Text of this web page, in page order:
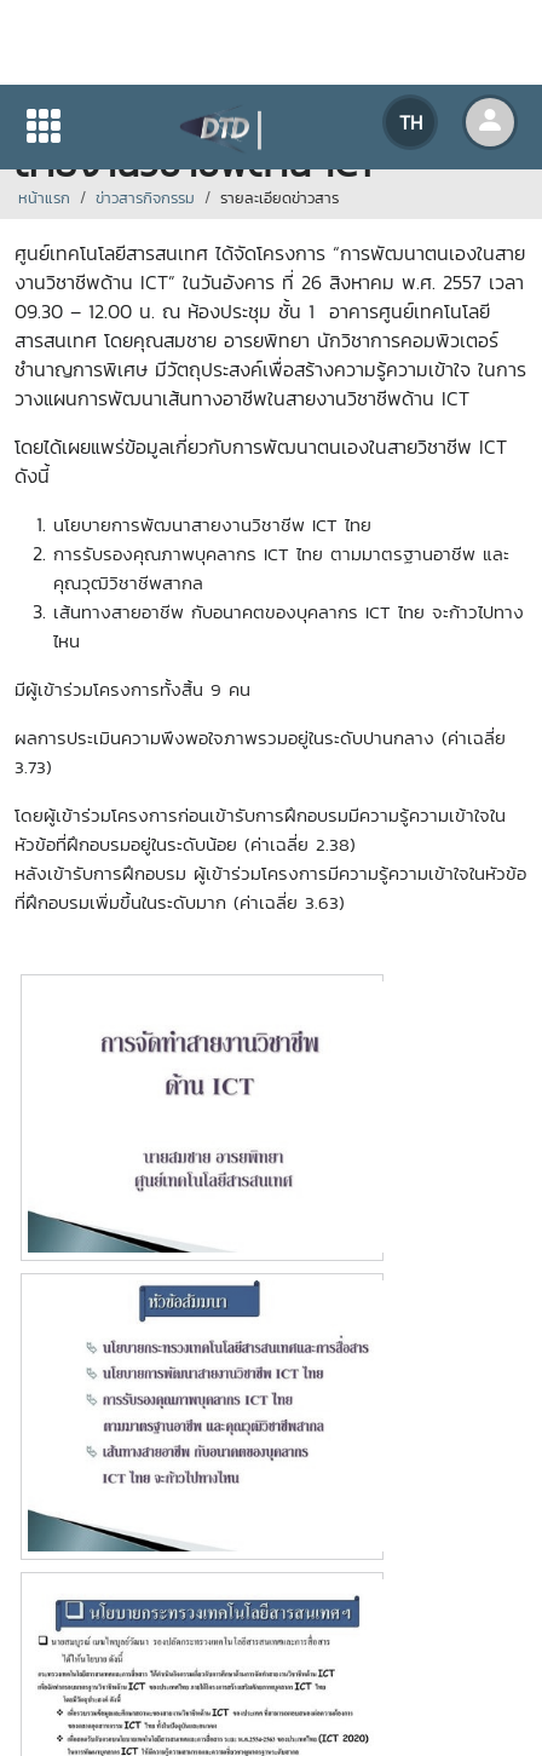
TH
โครงการ “การพัฒนาตนเองใน
สายงานวิชาชีพด้าน ICT”
หน้าแรก ข่าวสารกิจกรรม รายละเอียดข่าวสาร
ศูนย์เทคโนโลยีสารสนเทศ ได้จัดโครงการ “การพัฒนาตนเองในสาย
งานวิชาชีพด้าน ICT” ในวันอังคาร ที่ 26 สิงหาคม พ.ศ. 2557 เวลา
09.30 – 12.00 น. ณ ห้องประชุม ชั้น 1 อาคารศูนย์เทคโนโลยี
สารสนเทศ โดยคุณสมชาย อารยพิทยา นักวิชาการคอมพิวเตอร์
ชำนาญการพิเศษ มีวัตถุประสงค์เพื่อสร้างความรู้ความเข้าใจ ในการ
วางแผนการพัฒนาเส้นทางอาชีพในสายงานวิชาชีพด้าน ICT
โดยได้เผยแพร่ข้อมูลเกี่ยวกับการพัฒนาตนเองในสายวิชาชีพ ICT
ดังนี้
นโยบายการพัฒนาสายงานวิชาชีพ ICT ไทย
การรับรองคุณภาพบุคลากร ICT ไทย ตามมาตรฐานอาชีพ และ
คุณวุฒิวิชาชีพสากล
เส้นทางสายอาชีพ กับอนาคตของบุคลากร ICT ไทย จะก้าวไปทาง
ไหน
มีผู้เข้าร่วมโครงการทั้งสิ้น 9 คน
ผลการประเมินความพึงพอใจภาพรวมอยู่ในระดับปานกลาง (ค่าเฉลี่ย
3.73)
โดยผู้เข้าร่วมโครงการก่อนเข้ารับการฝึกอบรมมีความรู้ความเข้าใจใน
หัวข้อที่ฝึกอบรมอยู่ในระดับน้อย (ค่าเฉลี่ย 2.38)
หลังเข้ารับการฝึกอบรม ผู้เข้าร่วมโครงการมีความรู้ความเข้าใจในหัวข้อ
ที่ฝึกอบรมเพิ่มขึ้นในระดับมาก (ค่าเฉลี่ย 3.63)